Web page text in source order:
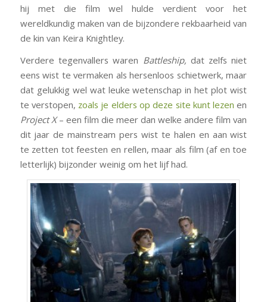
hij met die film wel hulde verdient voor het
wereldkundig maken van de bijzondere rekbaarheid van
de kin van Keira Knightley.
Verdere tegenvallers waren Battleship, dat zelfs niet
eens wist te vermaken als hersenloos schietwerk, maar
dat gelukkig wel wat leuke wetenschap in het plot wist
te verstopen, zoals je elders op deze site kunt lezen en
Project X– een film die meer dan welke andere film van
dit jaar de mainstream pers wist te halen en aan wist
te zetten tot feesten en rellen, maar als film (af en toe
letterlijk) bijzonder weinig om het lijf had.